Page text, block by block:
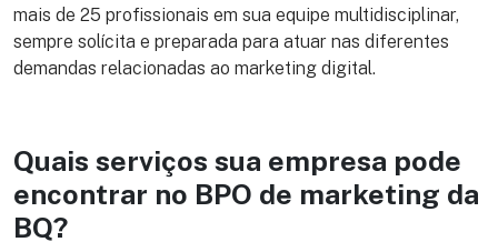
mais de 25 profissionais em sua equipe multidisciplinar,
sempre solícita e preparada para atuar nas diferentes
demandas relacionadas ao marketing digital.
Quais serviços sua empresa pode
encontrar no BPO de marketing da
BQ?